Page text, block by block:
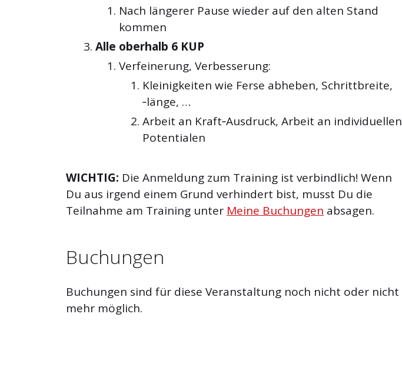
Nach längerer Pause wieder auf den alten Stand
kommen
Alle oberhalb 6 KUP
Verfeinerung, Verbesserung:
Kleinigkeiten wie Ferse abheben, Schrittbreite,
‐länge, …
Arbeit an Kraft‐Ausdruck, Arbeit an individuellen
Potentialen
WICHTIG: Die Anmeldung zum Training ist verbindlich! Wenn
Du aus irgend einem Grund verhindert bist, musst Du die
Teilnahme am Training unter Meine Buchungen absagen.
Buchungen
Buchungen sind für diese Veranstaltung noch nicht oder nicht
mehr möglich.